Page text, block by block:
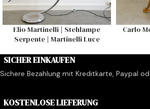
Elio Martinelli | Stehlampe
Serpente | Martinelli Luce
Carlo
SICHER EINKAUFEN
Sichere Bezahlung mit Kreditkarte, Paypal
KOSTENLOSE LIEFERUNG